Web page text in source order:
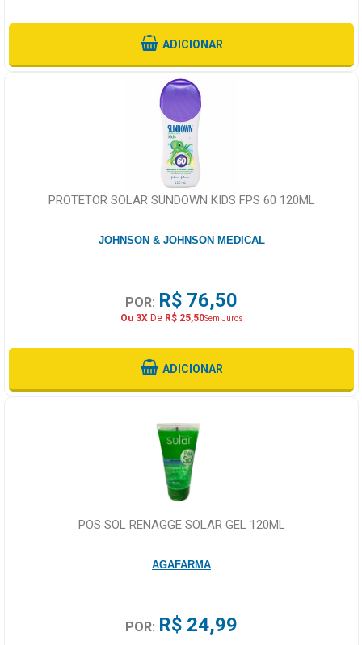
ADICIONAR
PROTETOR SOLAR SUNDOWN KIDS FPS 60 120ML
JOHNSON & JOHNSON MEDICAL
POR: R$ 76,50
Ou 3XDe R$ 25,50Sem Juros
ADICIONAR
POS SOL RENAGGE SOLAR GEL 120ML
AGAFARMA
POR: R$ 24,99